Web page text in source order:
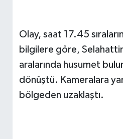
Olay, saat 17.45
bilgilere göre,
aralarında husumet
dönüştü. Kameralara
bölgeden uzaklaştı.